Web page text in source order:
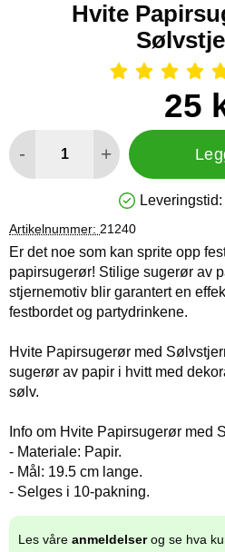
Hvite
Handle dette produktet, Hvitepris
25
- +
Leveringstid:
Artikelnummer: 21240
Er det noe som kan sprite opp
papirsugerør! Stilige sugerør av
stjernemotiv blir garantert en
festbordet og partydrinkene.
Hvite Papirsugerør med
sugerør av papir i hvitt med
sølv.
Info om Hvite Papirsugerør med
- Materiale: Papir.
- Mål: 19.5 cm lange.
- Selges i 10-pakning.
Les våre anmeldelserog se hva